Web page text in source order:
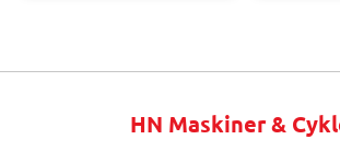
HN Maskiner &